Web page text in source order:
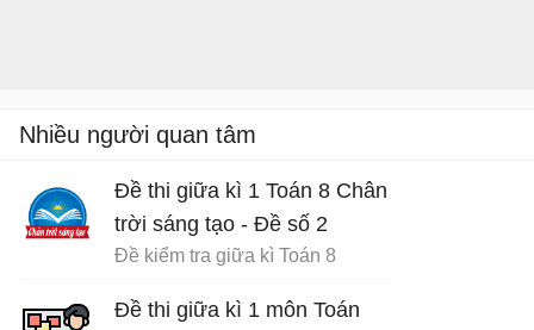
Nhiều người quan tâm
Đề thi giữa kì 1 Toán 8 Chân
trời sáng tạo - Đề số 2
Đề kiểm tra giữa kì Toán 8
Đề thi giữa kì 1 môn Toán